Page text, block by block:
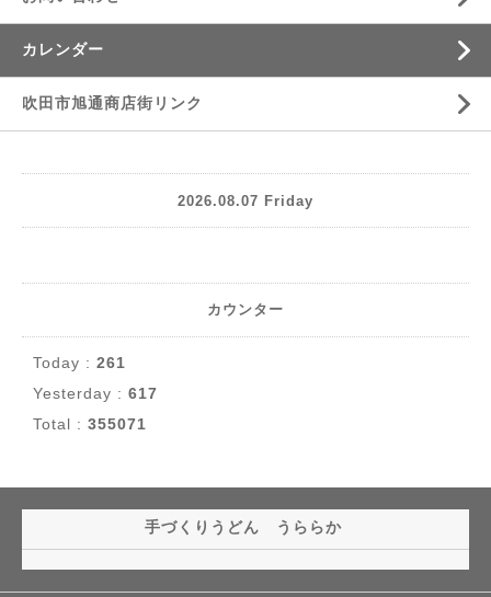
カレンダー
吹田市旭通商店街リンク
2026.08.07 Friday
カウンター
Today : 261
Yesterday : 617
Total : 355071
手づくりうどん うららか